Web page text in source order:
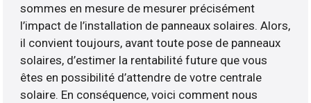
sommes en mesure de mesurer précisément
l’impact de l’installation de panneaux solaires. Alors,
il convient toujours, avant toute pose de panneaux
solaires, d’estimer la rentabilité future que vous
êtes en possibilité d’attendre de votre centrale
solaire. En conséquence, voici comment nous